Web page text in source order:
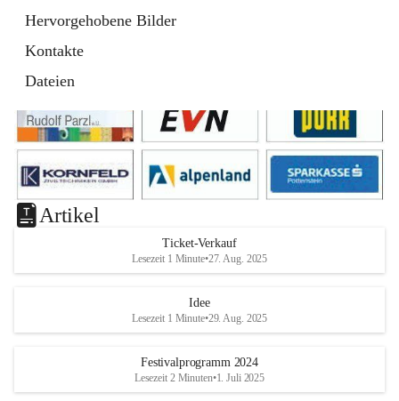
Hervorgehobene Bilder
Kontakte
Dateien
Artikel
Ticket-Verkauf
Lesezeit 1 Minute•27. Aug. 2025
Idee
Lesezeit 1 Minute•29. Aug. 2025
Festivalprogramm 2024
Lesezeit 2 Minuten•1. Juli 2025